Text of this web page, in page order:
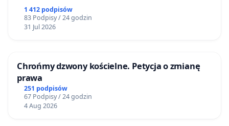
1 412 podpisów
83 Podpisy / 24 godzin
31 Jul 2026
Chrońmy dzwony kościelne. Petycja o zmianę
prawa
251 podpisów
67 Podpisy / 24 godzin
4 Aug 2026